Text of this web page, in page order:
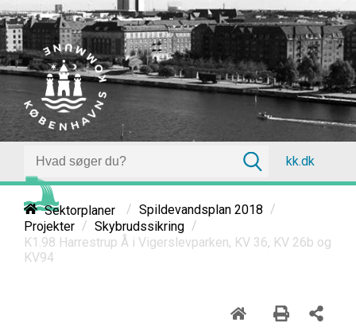
kk.dk
Sektorplaner / Spildevandsplan 2018 /
Projekter / Skybrudssikring /
K1.98 Harrestrup Å i Vigerslevparken, KV 36, KV 26b og
KV94